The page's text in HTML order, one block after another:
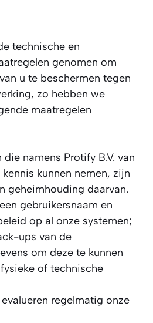
technische en
genomen om
u te beschermen tegen
zo hebben we
maatregelen
die namens Protify B.V. van
kunnen nemen, zijn
geheimhouding daarvan.
gebruikersnaam en
op al onze systemen;
ups van de
om deze te kunnen
of technische
regelmatig onze